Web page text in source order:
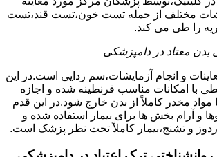
مختلف از جمله تست خون،تست قند،تست
را طی می کند.
بدن معتاد در دامپزشکی
و انجام آزمایشات،سم زدایی است.در این
با امکانات مناسب قرنطینه شده و اجازه
مواد مخدر کاملاً از بدن خارج شود.در این قدم
و آرام بخش ها برای بیمار استفاده شده و
و تشنج،بیمار کاملاً تحت نظر پزشک است.